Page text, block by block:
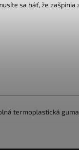
sa báť, že zašpinia
termoplastická